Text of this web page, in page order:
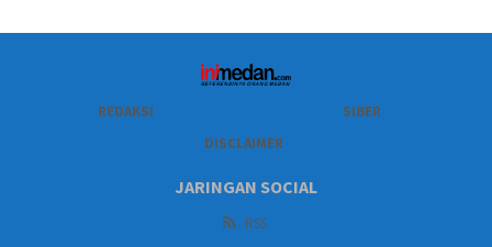
REDAKSI
SIBER
DISCLAIMER
JARINGAN SOCIAL
RSS